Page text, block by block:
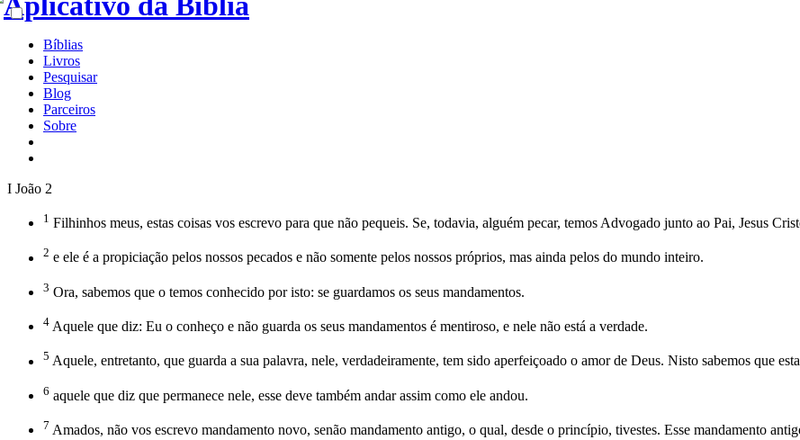
Bíblias
Livros
Pesquisar
Blog
Parceiros
Sobre
I João 2
1 Filhinhos meus, estas coisas vos escrevo para que não pequeis. Se, todavia, alguém pecar, temos Advogado junto ao Pai, Jesus
2 e ele é a propiciação pelos nossos pecados e não somente pelos nossos próprios, mas ainda pelos do mundo inteiro.
3 Ora, sabemos que o temos conhecido por isto: se guardamos os seus mandamentos.
4 Aquele que diz: Eu o conheço e não guarda os seus mandamentos é mentiroso, e nele não está a verdade.
5 Aquele, entretanto, que guarda a sua palavra, nele, verdadeiramente, tem sido aperfeiçoado o amor de Deus. Nisto sabemos que
6 aquele que diz que permanece nele, esse deve também andar assim como ele andou.
7 Amados, não vos escrevo mandamento novo, senão mandamento antigo, o qual, desde o princípio, tivestes. Esse mandamento